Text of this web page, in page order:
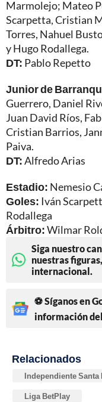
Marmolejo; Mateo
Scarpetta, Cristian
Torres, Nahuel
y Hugo Rodallega.
DT: Pablo Repetto
Junior de
Guerrero, Daniel
Juan David Ríos,
Cristian Barrios,
Paiva.
DT:Alfredo Arias
Estadio: Nemesio
Goles: Iván
Rodallega
Árbitro:Wilmar
Siga nuestro
nuestras
internacional.
⚽ Síganos en
información
Relacionados
Independiente Santa
Liga BetPlay